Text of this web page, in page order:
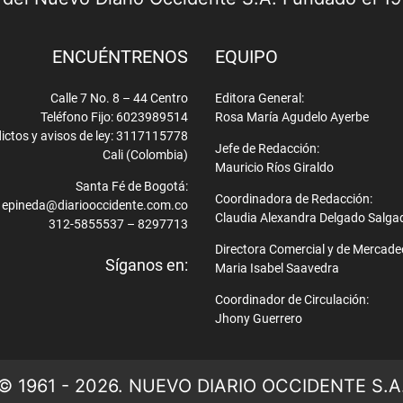
ENCUÉNTRENOS
Calle 7 No. 8 – 44 Centro
Teléfono Fijo: 6023989514
y avisos de ley: 3117115778
Cali (Colombia)
Santa Fé de Bogotá:
epineda@diariooccidente.com.co
312-5855537 – 8297713
Síganos en:
EQUIPO
Editora General:
Rosa María Agudelo Ayerbe
Jefe de Redacción:
Mauricio Ríos Giraldo
Coordinadora de Redacción:
Claudia Alexandra Delgado
Directora Comercial y de
Maria Isabel Saavedra
Coordinador de Circulación:
Jhony Guerrero
1961 - 2026. NUEVO DIARIO OCCIDENTE